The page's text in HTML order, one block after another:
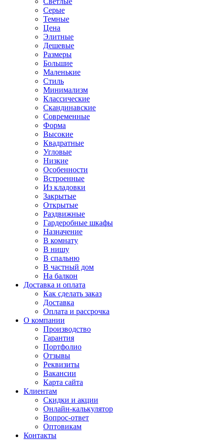
Серые
Темные
Цена
Элитные
Дешевые
Размеры
Большие
Маленькие
Стиль
Минимализм
Классические
Скандинавские
Современные
Форма
Высокие
Квадратные
Угловые
Низкие
Особенности
Встроенные
Из кладовки
Закрытые
Открытые
Раздвижные
Гардеробные шкафы
Назначение
В комнату
В нишу
В спальню
В частный дом
На балкон
Доставка и оплата
Как сделать заказ
Доставка
Оплата и рассрочка
О компании
Производство
Гарантия
Портфолио
Отзывы
Реквизиты
Вакансии
Карта сайта
Клиентам
Скидки и акции
Онлайн-калькулятор
Вопрос-ответ
Оптовикам
Контакты